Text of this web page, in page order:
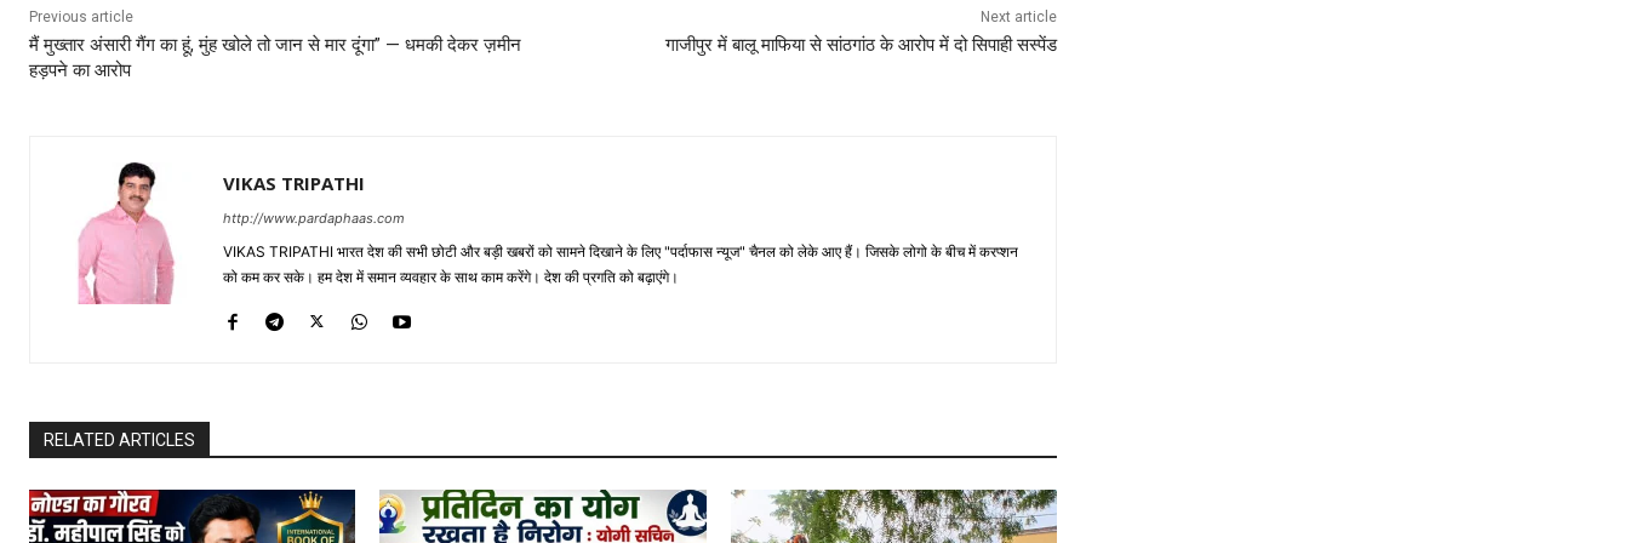
Previous article
मैं मुख्तार अंसारी गैंग का हूं, मुंह खोले तो जान से मार दूंगा” — धमकी देकर ज़मीन
हड़पने का आरोप
Next article
गाजीपुर में बालू माफिया से सांठगांठ के आरोप में दो सिपाही सस्पेंड
VIKAS TRIPATHI
http://www.pardaphaas.com
VIKAS TRIPATHI भारत देश की सभी छोटी और बड़ी खबरों को सामने दिखाने के लिए "पर्दाफास न्यूज" चैनल को लेके आए हैं। जिसके लोगो के बीच में करप्शन
को कम कर सके। हम देश में समान व्यवहार के साथ काम करेंगे। देश की प्रगति को बढ़ाएंगे।
RELATED ARTICLES